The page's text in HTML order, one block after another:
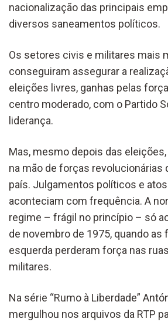
nacionalização das principais
diversos saneamentos políticos.
Os setores civis e militares mais
conseguiram assegurar a
eleições livres, ganhas pelas
centro moderado, com o Partido
liderança.
Mas, mesmo depois das
na mão de forças revolucionárias
país. Julgamentos políticos e
aconteciam com frequência. A
regime – frágil no princípio – só
de novembro de 1975, quando as
esquerda perderam força nas
militares.
Na série “Rumo à Liberdade”
mergulhou nos arquivos da RTP